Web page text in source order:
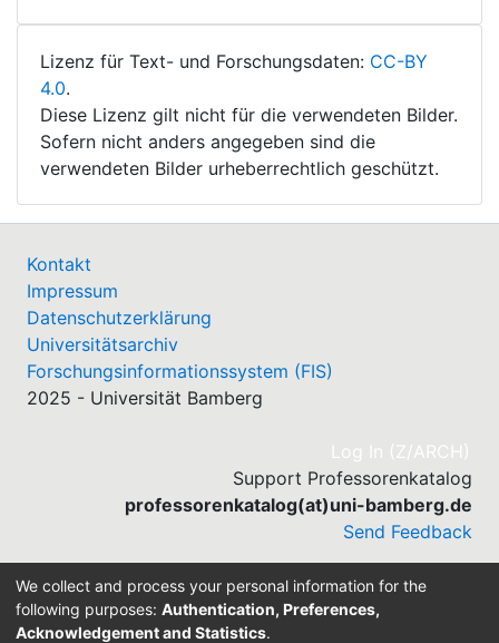
Lizenz für Text- und Forschungsdaten: CC-BY
4.0.
Diese Lizenz gilt nicht für die verwendeten Bilder.
Sofern nicht anders angegeben sind die
verwendeten Bilder urheberrechtlich geschützt.
Kontakt
Impressum
Datenschutzerklärung
Universitätsarchiv
Forschungsinformationssystem (FIS)
2025 - Universität Bamberg
Log In (Z/ARCH)
Support Professorenkatalog
professorenkatalog(at)uni-bamberg.de
Send Feedback
Built withDSpace-CRIS software
We collect and process your personal information for the
following purposes: Authentication, Preferences,
Acknowledgement and Statistics.